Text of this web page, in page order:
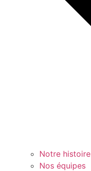
Notre histoire
Nos équipes